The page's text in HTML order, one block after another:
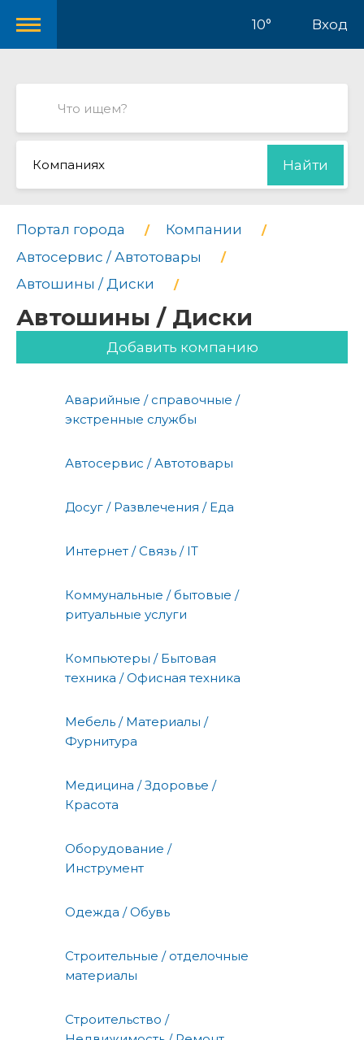
10° Вход
Компаниях Найти
Портал города
Компании
Автосервис / Автотовары
Автошины / Диски
Автошины / Диски
Добавить компанию
Аварийные / справочные /
экстренные службы
Автосервис / Автотовары
Досуг / Развлечения / Еда
Интернет / Связь / IT
Коммунальные / бытовые /
ритуальные услуги
Компьютеры / Бытовая
техника / Офисная техника
Мебель / Материалы /
Фурнитура
Медицина / Здоровье /
Красота
Оборудование /
Инструмент
Одежда / Обувь
Строительные / отделочные
материалы
Строительство /